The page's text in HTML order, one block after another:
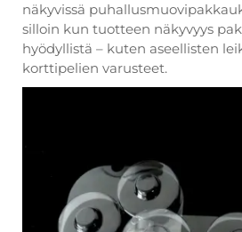
näkyvissä
silloin kun tuotteen näkyvyys
hyödyllistä – kuten aseellisten
korttipelien varusteet.